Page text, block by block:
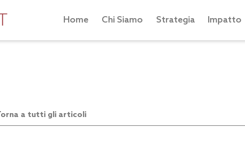
Home Chi Siamo Strategia Impatto
a tutti gli articoli